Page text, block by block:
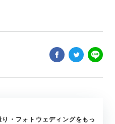
り・フォトウェディングをもっ